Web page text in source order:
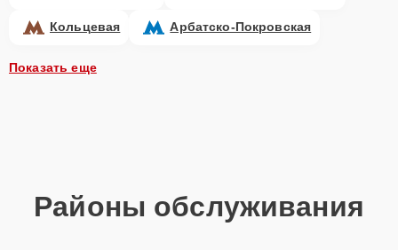
Кольцевая Арбатско-Покровская
Показать еще
Районы обслуживания